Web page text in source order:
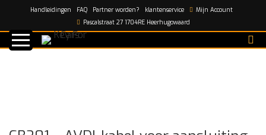
Handleidingen FAQ Partner worden? klantenservice
Mijn Account
Pascalstraat 27 1704RE Heerhugowaard
Home/shop/ CB201 – AVDI-kabel voor aansluiting op
Suzuki Marine Engines type 1